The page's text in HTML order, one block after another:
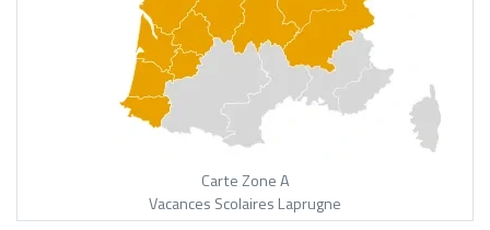
Carte Zone A
Vacances Scolaires Laprugne